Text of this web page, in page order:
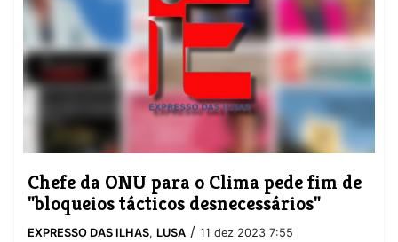
Chefe da ONU para o Clima pede fim de
"bloqueios tácticos desnecessários"
EXPRESSO DAS ILHAS, LUSA / 11 dez 2023 7:55